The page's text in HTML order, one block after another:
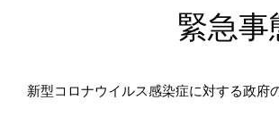
緊急
新型コロナウイルス感染症に対する政府